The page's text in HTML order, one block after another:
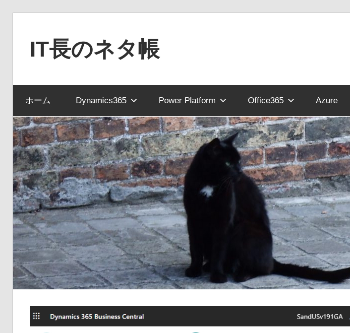
キ
ッ
プ
IT長のネタ帳
NAV
と
Dynamics365
financial
を
中
心
に
MS
製
品
の
ネ
タ
を
供
ホーム Dynamics365 Power Platform Office365 Azure